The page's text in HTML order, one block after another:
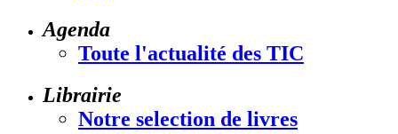
Agenda
Toute l'actualité des TIC
Librairie
Notre selection de livres